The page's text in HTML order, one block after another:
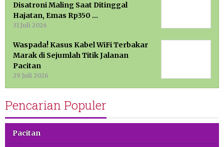
Disatroni Maling Saat Ditinggal
Hajatan, Emas Rp350 …
31 Juli 2026
Waspada! Kasus Kabel WiFi Terbakar
Marak di Sejumlah Titik Jalanan
Pacitan
29 Juli 2026
Pencarian Populer
Pacitan